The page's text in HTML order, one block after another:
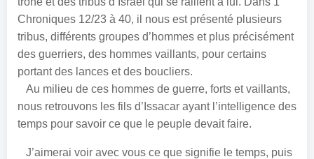
Chroniques 12/23 à 40, il nous est présenté plusieurs
tribus, différents groupes d’hommes et plus précisément
des guerriers, des hommes vaillants, pour certains
portant des lances et des boucliers.
Au milieu de ces hommes de guerre, forts et vaillants,
nous retrouvons les fils d’Issacar ayant l’intelligence des
temps pour savoir ce que le peuple devait faire.
J’aimerai voir avec vous ce que signifie le temps, puis